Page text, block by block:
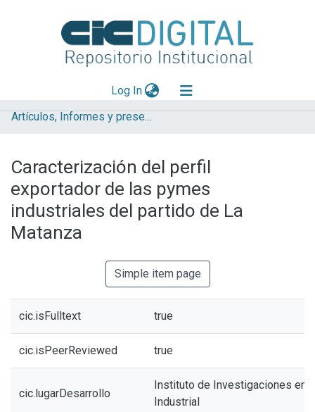
Log In(current)
Explorar
Aportar material
Statistics
Artículos, Informes y presentaciones en Congresos
Caracterización del perfil
exportador de las pymes
industriales del partido de La
Matanza
Simple item page
cic.isFulltext true
cic.isPeerReviewed true
cic.lugarDesarrollo
Instituto de Investigaciones en
Industrial